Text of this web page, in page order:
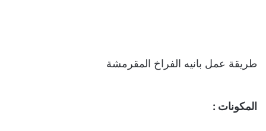
طريقة عمل بانيه الفراخ المقرمشة
المكونات :